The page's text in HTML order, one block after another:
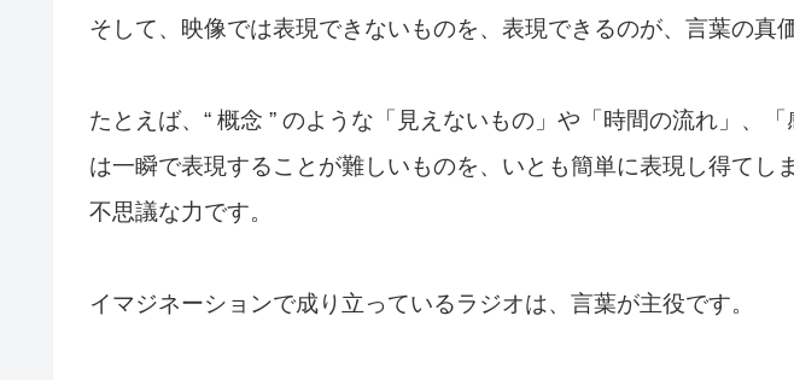
そして、映像では表現できないものを、表現できるのが、言葉の真価
たとえば、“ 概念 ” のような「見えないもの」や「時間の流れ」、
は一瞬で表現することが難しいものを、いとも簡単に表現し得てし
不思議な力です。
イマジネーションで成り立っているラジオは、言葉が主役です。